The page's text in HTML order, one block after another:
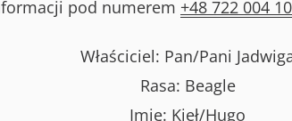
pod numerem +48 722 004
Właściciel: Pan/Pani
Rasa: Beagle
Imię: Kieł/Hugo